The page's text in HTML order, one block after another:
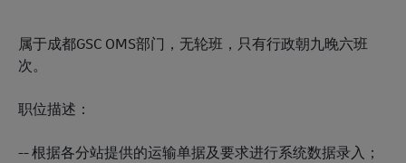
属于成都GSC OMS部门，无轮班，只有行政朝九晚六班
次。
职位描述：
-- 根据各分站提供的运输单据及要求进行系统数据录入；